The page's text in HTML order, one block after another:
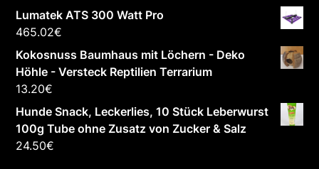
Lumatek ATS 300 Watt Pro
465.02€
Kokosnuss Baumhaus mit Löchern - Deko
Höhle - Versteck Reptilien Terrarium
13.20€
Hunde Snack, Leckerlies, 10 Stück Leberwurst
100g Tube ohne Zusatz von Zucker & Salz
24.50€